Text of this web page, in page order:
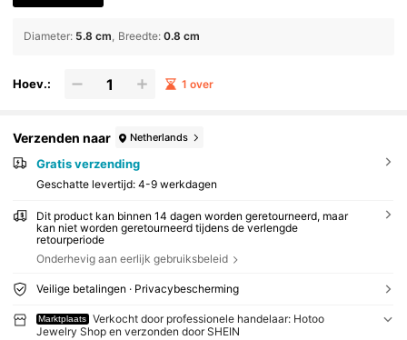
Diameter: 5.8 cm Breedte: 0.8 cm
Hoev.: 1 over
Verzenden naar Netherlands
Gratis verzending
Geschatte levertijd: 4-9 werkdagen
Dit product kan binnen 14 dagen worden geretourneerd, maar
kan niet worden geretourneerd tijdens de verlengde
retourperiode
Onderhevig aan eerlijk gebruiksbeleid
Veilige betalingen · Privacybescherming
Marktplaats
Verkocht door professionele handelaar: Hotoo
Jewelry Shop en verzonden door SHEIN